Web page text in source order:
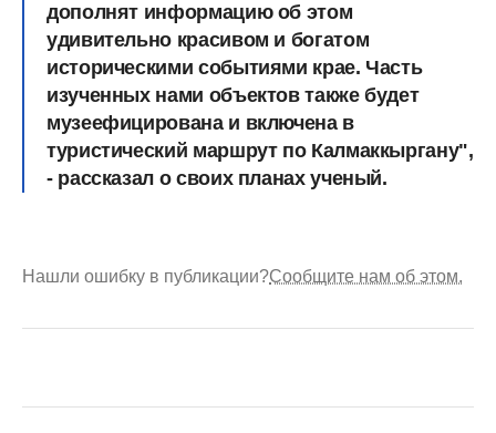
дополнят информацию об этом
удивительно красивом и богатом
историческими событиями крае. Часть
изученных нами объектов также будет
музеефицирована и включена в
туристический маршрут по Калмаккыргану",
- рассказал о своих планах ученый.
Нашли ошибку в публикации?Сообщите нам об этом.